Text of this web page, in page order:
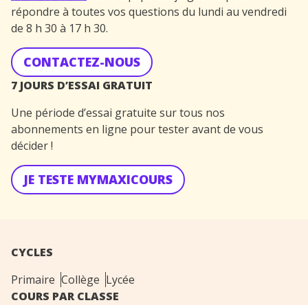
répondre à toutes vos questions du lundi au vendredi
de 8 h 30 à 17 h 30.
CONTACTEZ-NOUS
7 JOURS D’ESSAI GRATUIT
Une période d’essai gratuite sur tous nos
abonnements en ligne pour tester avant de vous
décider !
JE TESTE MYMAXICOURS
CYCLES
Primaire Collège Lycée
COURS PAR CLASSE